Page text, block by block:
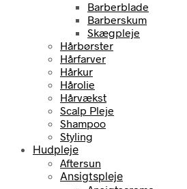
Barberblade
Barberskum
Skægpleje
Hårbørster
Hårfarver
Hårkur
Hårolie
Hårvækst
Scalp Pleje
Shampoo
Styling
Hudpleje
Aftersun
Ansigtspleje